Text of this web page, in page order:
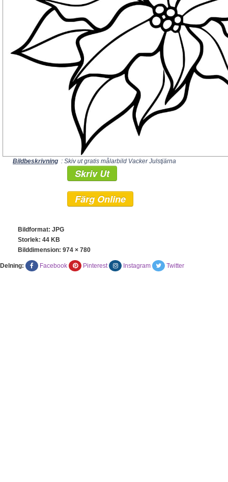
Bildbeskrivning : Skiv ut gratis målarbild Vacker Julstjärna
Skriv Ut
Färg Online
Bildformat: JPG
Storlek: 44 KB
Bilddimension: 974 × 780
Delning: Facebook Pinterest Instagram Twitter